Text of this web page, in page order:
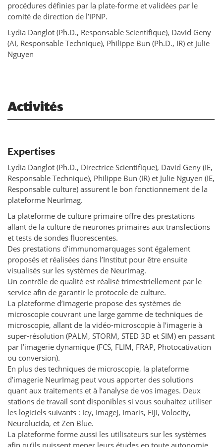
procédures définies par la plate-forme et validées par le
comité de direction de l’IPNP.
Lydia Danglot (Ph.D., Responsable Scientifique), David Geny
(AI, Responsable Technique), Philippe Bun (Ph.D., IR) et Julie
Nguyen
Activités
Expertises
Lydia Danglot (Ph.D., Directrice Scientifique), David Geny (IE,
Responsable Technique), Philippe Bun (IR) et Julie Nguyen (IE,
Responsable culture) assurent le bon fonctionnement de la
plateforme NeurImag.
La plateforme de culture primaire offre des prestations
allant de la culture de neurones primaires aux transfections
et tests de sondes fluorescentes.
Des prestations d’immunomarquages sont également
proposés et réalisées dans l’Institut pour être ensuite
visualisés sur les systèmes de NeurImag.
Un contrôle de qualité est réalisé trimestriellement par le
service afin de garantir le protocole de culture.
La plateforme d’imagerie propose des systèmes de
microscopie couvrant une large gamme de techniques de
microscopie, allant de la vidéo-microscopie à l’imagerie à
super-résolution (PALM, STORM, STED 3D et SIM) en passant
par l’imagerie dynamique (FCS, FLIM, FRAP, Photocativation
ou conversion).
En plus des techniques de microscopie, la plateforme
d’imagerie NeurImag peut vous apporter des solutions
quant aux traitements et à l’analyse de vos images. Deux
stations de travail sont disponibles si vous souhaitez utiliser
les logiciels suivants : Icy, ImageJ, Imaris, FIJI, Volocity,
Neurolucida, et Zen Blue.
La plateforme forme aussi les utilisateurs sur les systèmes
afin qu’ils puissent mener leurs études en toute autonomie